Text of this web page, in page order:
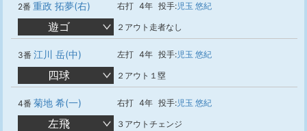
2番 重政 拓夢(右) 右打 4年 投手:児玉 悠紀
遊ゴ ２アウト走者なし
3番 江川 岳(中) 左打 4年 投手:児玉 悠紀
四球 ２アウト１塁
4番 菊地 希(一) 右打 4年 投手:児玉 悠紀
左飛 ３アウトチェンジ